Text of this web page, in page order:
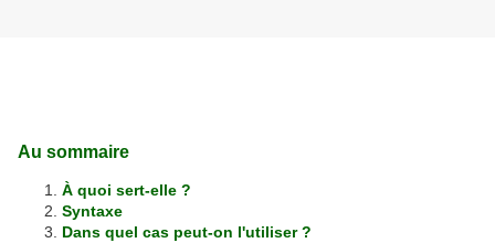
Au sommaire
À quoi sert-elle ?
Syntaxe
Dans quel cas peut-on l'utiliser ?